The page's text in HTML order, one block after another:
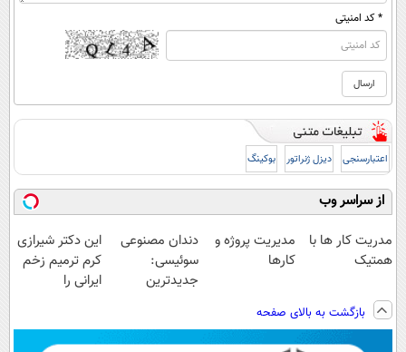
* کد امنیتی
اعتبارسنجی دیزل ژنراتور بوکینگ
از سراسر وب
مدریت کار ها با
همتیک
مدیریت پروژه و
کارها
دندان مصنوعی
سوئیسی:
جدیدترین
پرداخت قسطی
این دکتر شیرازی
کرم ترمیم زخم
ایرانی را
بازگشت به بالای صفحه